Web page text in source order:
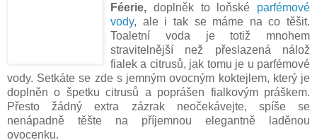
Féerie, doplněk to loňské parfémové
vody, ale i tak se máme na co těšit.
Toaletní voda je totiž mnohem
stravitelnější než přeslazená nálož
fialek a citrusů, jak tomu je u parfémové
vody. Setkáte se zde s jemným ovocným koktejlem, který je
doplněn o špetku citrusů a poprášen fialkovým práškem.
Přesto žádný extra zázrak neočekávejte, spíše se
nenápadně těšte na příjemnou elegantně laděnou
ovocenku.